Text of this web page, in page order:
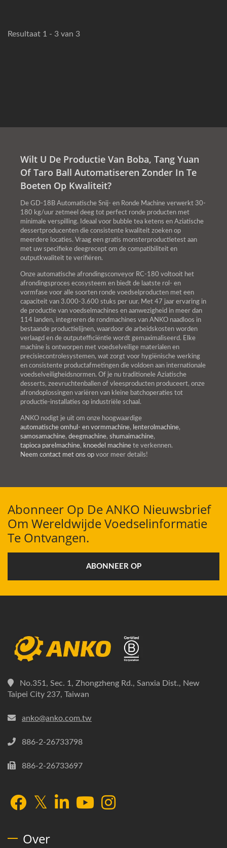
Resultaat 1 - 3 van 3
Wilt U De Productie Van Boba, Tang Yuan
Of Taro Ball Automatiseren Zonder In Te
Boeten Op Kwaliteit?
De GD-18B Automatische Snij- en Ronde Machine verwerkt 30-
180 kg/uur zetmeel deeg tot perfect ronde producten met
minimale verspilling. Ideaal voor bubble tea ketens en Aziatische
dessertproducenten die consistente kwaliteit zoeken op
meerdere locaties. Vraag een gratis monsterproductietest aan
met uw specifieke deegrecept om de compatibiliteit en
outputkwaliteit te verifiëren.
Onze automatische afrondingsconveyor RC-180 voltooit het
afrondingsproces ecosysteem en biedt de laatste rol- en
vormfase voor alle soorten ronde voedselproducten met een
capaciteit van 3.000-3.600 stuks per uur. Met 47 jaar ervaring in
de productie van voedselmachines en aanwezigheid in meer dan
114 landen, integreren de rondmachines van ANKO naadloos in
bestaande productielijnen, waardoor de arbeidskosten worden
verlaagd en de outputefficiëntie wordt gemaximaliseerd. Elke
machine is ontworpen met voedselveilige materialen en
precisiecontrolesystemen, wat zorgt voor hygiënische werking
en consistente productafmetingen die voldoen aan internationale
voedselveiligheidsnormen. Of je nu traditionele Aziatische
desserts, zeevruchtenballen of vleesproducten produceert, onze
afrondoplossingen variëren van kleine batchoperaties tot
productie-installaties op industriële schaal.
ANKO nodigt je uit om onze hoogwaardige
automatische omhul- en vormmachine, lenterolmachine,
samosamachine, deegmachine, shumaimachine,
tapioca parelmachine, knoedel machine te verkennen.
Neem contact met ons op voor meer details!
Abonneer Op De ANKO Nieuwsbrief
Om Wereldwijde Voedselinformatie
Te Ontvangen.
ABONNEER OP
No.351, Sec. 1, Zhongzheng Rd., Sanxia Dist., New
Taipei City 237, Taiwan
anko@anko.com.tw
886-2-26733798
886-2-26733697
Over